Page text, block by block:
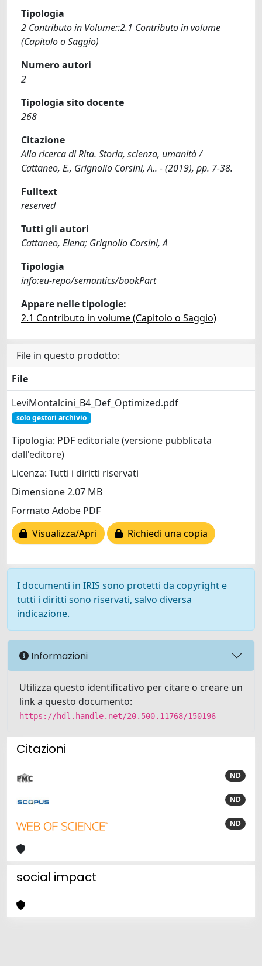
Tipologia
2 Contributo in Volume::2.1 Contributo in volume
(Capitolo o Saggio)
Numero autori
2
Tipologia sito docente
268
Citazione
Alla ricerca di Rita. Storia, scienza, umanità /
Cattaneo, E., Grignolio Corsini, A.. - (2019), pp. 7-38.
Fulltext
reserved
Tutti gli autori
Cattaneo, Elena; Grignolio Corsini, A
Tipologia
info:eu-repo/semantics/bookPart
Appare nelle tipologie:
2.1 Contributo in volume (Capitolo o Saggio)
File in questo prodotto:
File
LeviMontalcini_B4_Def_Optimized.pdf
solo gestori archivio
Tipologia: PDF editoriale (versione pubblicata
dall'editore)
Licenza: Tutti i diritti riservati
Dimensione 2.07 MB
Formato Adobe PDF
Visualizza/Apri
Richiedi una copia
I documenti in IRIS sono protetti da copyright e
tutti i diritti sono riservati, salvo diversa
indicazione.
Informazioni
Utilizza questo identificativo per citare o creare un
link a questo documento:
https://hdl.handle.net/20.500.11768/150196
Citazioni
ND
ND
ND
social impact